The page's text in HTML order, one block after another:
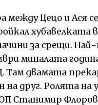
Цецо и Ася
за срещи.
миналата
Там двамата
на друг. Ролята
Станимир